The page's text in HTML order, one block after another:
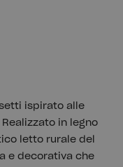
ispirato alle
in legno
letto rurale del
e decorativa che